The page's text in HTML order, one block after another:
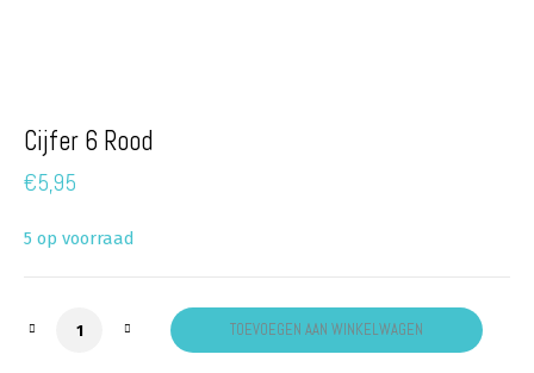
Cijfer 6 Rood
€5,95
5 op voorraad
Cijfer 6 Rood aantal TOEVOEGEN AAN WINKELWAGEN